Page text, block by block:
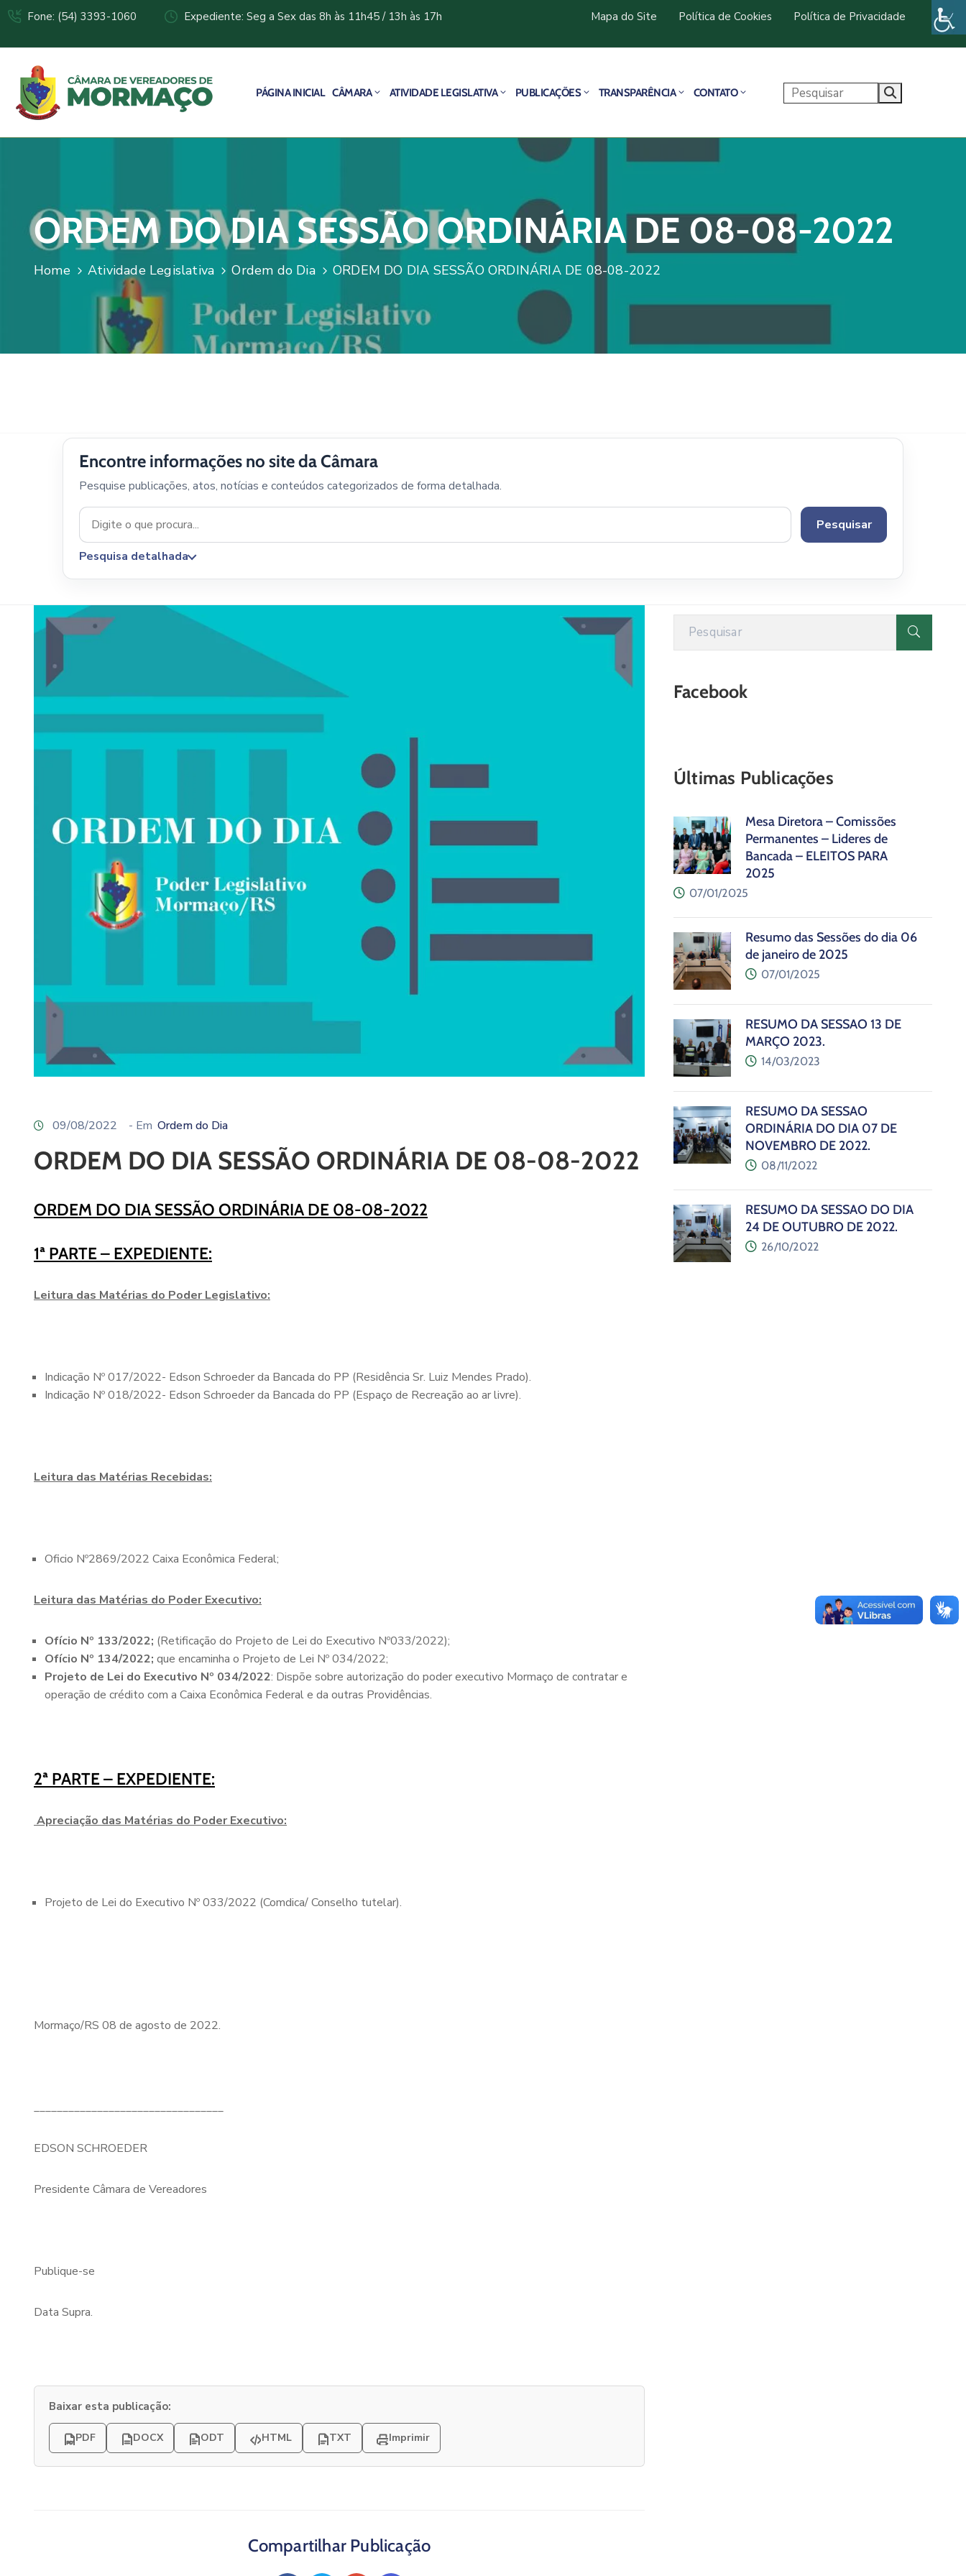
Fone: (54) 3393-1060 Expediente: Seg a Sex das 8h às 11h45 / 13h às 17h Mapa do Site Política de Cookies Política de Privacidade
PÁGINA INICIAL CÂMARA ATIVIDADE LEGISLATIVA PUBLICAÇÕES TRANSPARÊNCIA CONTATO
ORDEM DO DIA SESSÃO ORDINÁRIA DE 08-08-2022
Home Atividade Legislativa Ordem do Dia ORDEM DO DIA SESSÃO ORDINÁRIA DE 08-08-2022
Encontre informações no site da Câmara
Pesquise publicações, atos, notícias e conteúdos categorizados de forma detalhada.
Pesquisar
Pesquisa detalhada
09/08/2022 - Em Ordem do Dia
ORDEM DO DIA SESSÃO ORDINÁRIA DE 08-08-2022
ORDEM DO DIA SESSÃO ORDINÁRIA DE 08-08-2022
1ª PARTE – EXPEDIENTE:
Leitura das Matérias do Poder Legislativo:
Indicação Nº 017/2022- Edson Schroeder da Bancada do PP (Residência Sr. Luiz Mendes Prado).
Indicação Nº 018/2022- Edson Schroeder da Bancada do PP (Espaço de Recreação ao ar livre).
Leitura das Matérias Recebidas:
Oficio Nº2869/2022 Caixa Econômica Federal;
Leitura das Matérias do Poder Executivo:
Ofício Nº 133/2022; (Retificação do Projeto de Lei do Executivo Nº033/2022);
Ofício Nº 134/2022; que encaminha o Projeto de Lei Nº 034/2022;
Projeto de Lei do Executivo Nº 034/2022: Dispõe sobre autorização do poder executivo Mormaço de contratar e
operação de crédito com a Caixa Econômica Federal e da outras Providências.
2ª PARTE – EXPEDIENTE:
Apreciação das Matérias do Poder Executivo:
Projeto de Lei do Executivo Nº 033/2022 (Comdica/ Conselho tutelar).
Mormaço/RS 08 de agosto de 2022.
_________________________________
EDSON SCHROEDER
Presidente Câmara de Vereadores
Publique-se
Data Supra.
Baixar esta publicação:
PDF DOCX ODT HTML TXT Imprimir
Compartilhar Publicação
Facebook
Últimas Publicações
Mesa Diretora – Comissões
Permanentes – Lideres de
Bancada – ELEITOS PARA
2025
07/01/2025
Resumo das Sessões do dia 06
de janeiro de 2025
07/01/2025
RESUMO DA SESSÃO 13 DE
MARÇO 2023.
14/03/2023
RESUMO DA SESSÃO
ORDINÁRIA DO DIA 07 DE
NOVEMBRO DE 2022.
08/11/2022
RESUMO DA SESSÃO DO DIA
24 DE OUTUBRO DE 2022.
26/10/2022